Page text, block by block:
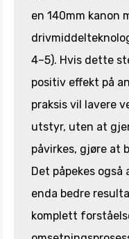
en 140mm kanon
4–5). Hvis dette
positiv effekt på
praksis vil lavere
utstyr, uten at
påvirkes, gjøre at
Det påpekes også
enda bedre
komplett